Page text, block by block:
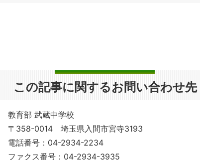
この記事に関するお問い合わせ先
教育部 武蔵中学校
〒358-0014 埼玉県入間市宮寺3193
電話番号：04-2934-2234
ファクス番号：04-2934-3935